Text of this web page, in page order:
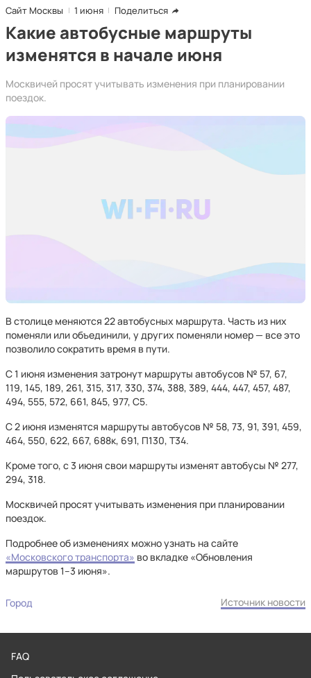
Сайт Москвы 1 июня Поделиться
Какие автобусные маршруты
изменятся в начале июня
Москвичей просят учитывать изменения при планировании
поездок.
В столице меняются 22 автобусных маршрута. Часть из них
поменяли или объединили, у других поменяли номер — все это
позволило сократить время в пути.
С 1 июня изменения затронут маршруты автобусов № 57, 67,
119, 145, 189, 261, 315, 317, 330, 374, 388, 389, 444, 447, 457, 487,
494, 555, 572, 661, 845, 977, С5.
С 2 июня изменятся маршруты автобусов № 58, 73, 91, 391, 459,
464, 550, 622, 667, 688к, 691, П130, Т34.
Кроме того, с 3 июня свои маршруты изменят автобусы № 277,
294, 318.
Москвичей просят учитывать изменения при планировании
поездок.
Подробнее об изменениях можно узнать на сайте
«Московского транспорта» во вкладке «Обновления
маршрутов 1–3 июня».
Город Источник новости
FAQ